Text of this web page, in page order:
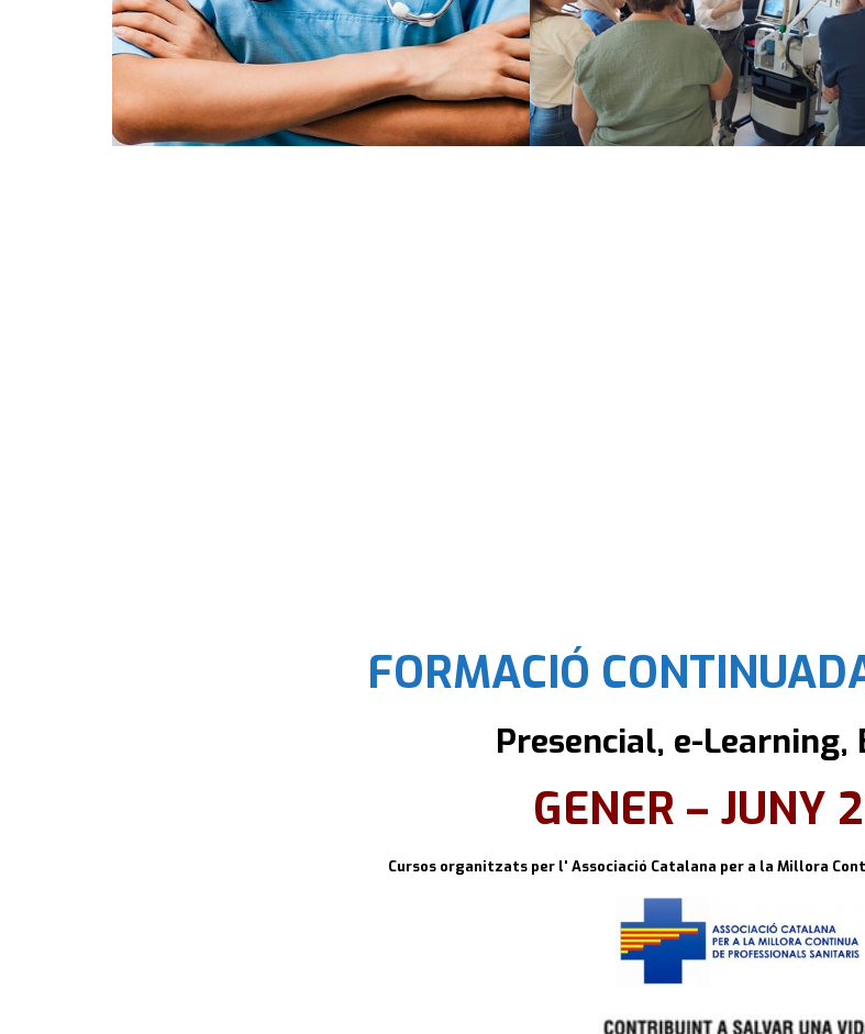
FORMACIÓ
Presencial, e-Learning,
GENER – JUNY
Cursos organitzats per l' Associació Catalana per a la Millora